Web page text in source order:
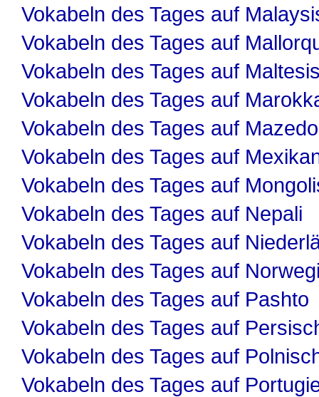
Vokabeln des Tages auf
Vokabeln des Tages auf
Vokabeln des Tages auf
Vokabeln des Tages auf
Vokabeln des Tages auf
Vokabeln des Tages auf
Vokabeln des Tages auf
Vokabeln des Tages auf Nepali
Vokabeln des Tages auf
Vokabeln des Tages auf
Vokabeln des Tages auf Pashto
Vokabeln des Tages auf
Vokabeln des Tages auf
Vokabeln des Tages auf